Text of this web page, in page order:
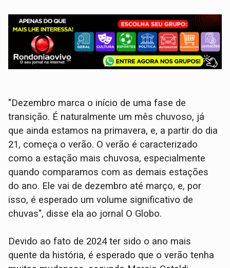
"Dezembro marca o início de uma fase de
transição. É naturalmente um mês chuvoso, já
que ainda estamos na primavera, e, a partir do dia
21, começa o verão. O verão é caracterizado
como a estação mais chuvosa, especialmente
quando comparamos com as demais estações
do ano. Ele vai de dezembro até março, e, por
isso, é esperado um volume significativo de
chuvas", disse ela ao jornal O Globo.
Devido ao fato de 2024 ter sido o ano mais
quente da história, é esperado que o verão tenha